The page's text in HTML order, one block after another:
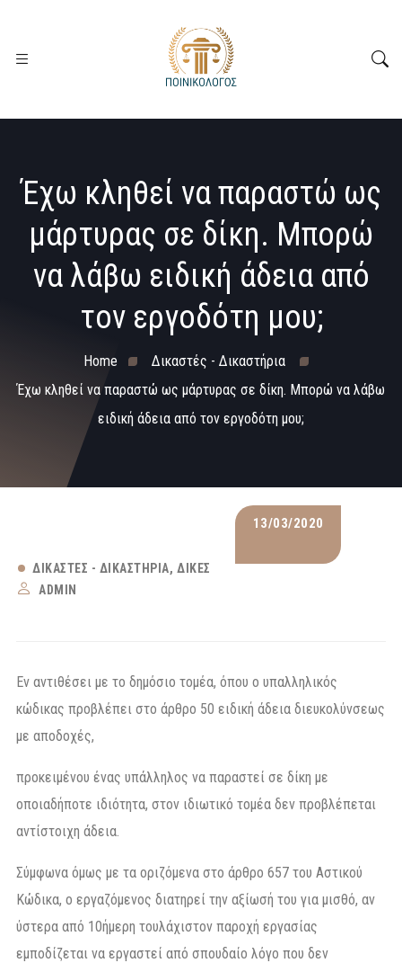
Έχω κληθεί να παραστώ ως
μάρτυρας σε δίκη. Μπορώ
να λάβω ειδική άδεια από
τον εργοδότη μου;
Home
Δικαστές - Δικαστήρια
Έχω κληθεί να παραστώ ως μάρτυρας σε δίκη. Μπορώ να λάβω
ειδική άδεια από τον εργοδότη μου;
13/03/2020
ΔΙΚΑΣΤΈΣ - ΔΙΚΑΣΤΉΡΙΑ
ΔΊΚΕΣ
ADMIN
Εν αντιθέσει με το δημόσιο τομέα, όπου ο υπαλληλικός
κώδικας προβλέπει στο άρθρο 50 ειδική άδεια διευκολύνσεως
με αποδοχές,
προκειμένου ένας υπάλληλος να παραστεί σε δίκη με
οποιαδήποτε ιδιότητα, στον ιδιωτικό τομέα δεν προβλέπεται
αντίστοιχη άδεια.
Σύμφωνα όμως με τα οριζόμενα στο άρθρο 657 του Αστικού
Κώδικα, ο εργαζόμενος διατηρεί την αξίωσή του για μισθό, αν
ύστερα από 10ήμερη τουλάχιστον παροχή εργασίας
εμποδίζεται να εργαστεί από σπουδαίο λόγο που δεν